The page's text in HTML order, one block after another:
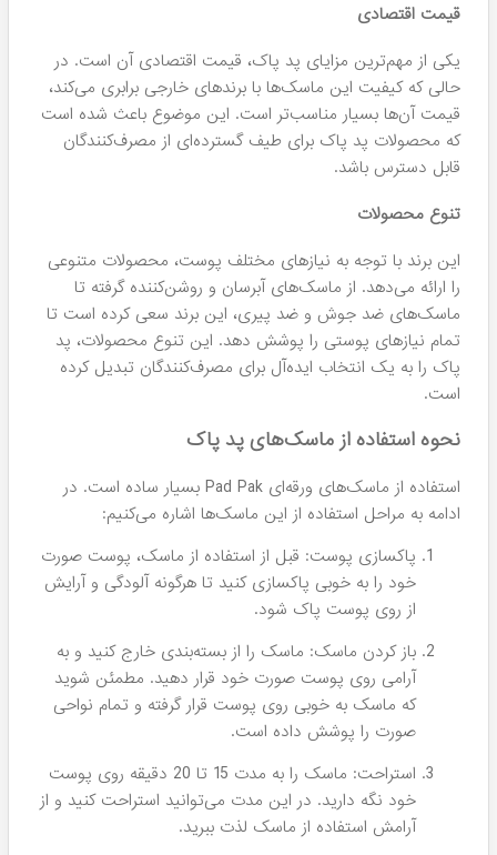
قیمت اقتصادی
یکی از مهم‌ترین مزایای پد پاک، قیمت اقتصادی آن است. در
حالی که کیفیت این ماسک‌ها با برندهای خارجی برابری می‌کند،
قیمت آن‌ها بسیار مناسب‌تر است. این موضوع باعث شده است
که محصولات پد پاک برای طیف گسترده‌ای از مصرف‌کنندگان
قابل دسترس باشد.
تنوع محصولات
این برند با توجه به نیازهای مختلف پوست، محصولات متنوعی
را ارائه می‌دهد. از ماسک‌های آبرسان و روشن‌کننده گرفته تا
ماسک‌های ضد جوش و ضد پیری، این برند سعی کرده است تا
تمام نیازهای پوستی را پوشش دهد. این تنوع محصولات، پد
پاک را به یک انتخاب ایده‌آل برای مصرف‌کنندگان تبدیل کرده
است.
نحوه استفاده از ماسک‌های پد پاک
استفاده از ماسک‌های ورقه‌ای Pad Pak بسیار ساده است. در
ادامه به مراحل استفاده از این ماسک‌ها اشاره می‌کنیم:
پاکسازی پوست: قبل از استفاده از ماسک، پوست صورت
خود را به خوبی پاکسازی کنید تا هرگونه آلودگی و آرایش
از روی پوست پاک شود.
باز کردن ماسک: ماسک را از بسته‌بندی خارج کنید و به
آرامی روی پوست صورت خود قرار دهید. مطمئن شوید
که ماسک به خوبی روی پوست قرار گرفته و تمام نواحی
صورت را پوشش داده است.
استراحت: ماسک را به مدت 15 تا 20 دقیقه روی پوست
خود نگه دارید. در این مدت می‌توانید استراحت کنید و از
آرامش استفاده از ماسک لذت ببرید.